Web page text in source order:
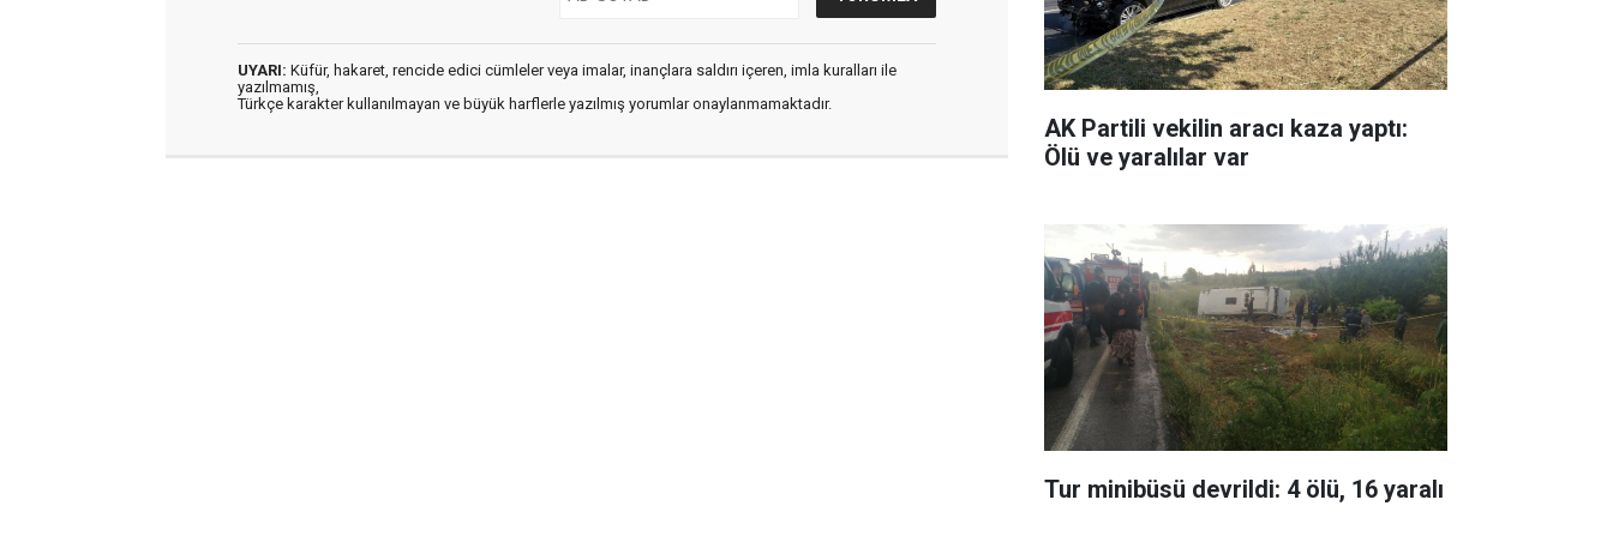
UYARI: Küfür, hakaret, rencide edici cümleler veya imalar, inançlara saldırı içeren, imla kuralları ile
yazılmamış,
Türkçe karakter kullanılmayan ve büyük harflerle yazılmış yorumlar onaylanmamaktadır.
AK Partili vekilin aracı kaza yaptı:
Ölü ve yaralılar var
Tur minibüsü devrildi: 4 ölü, 16 yaralı